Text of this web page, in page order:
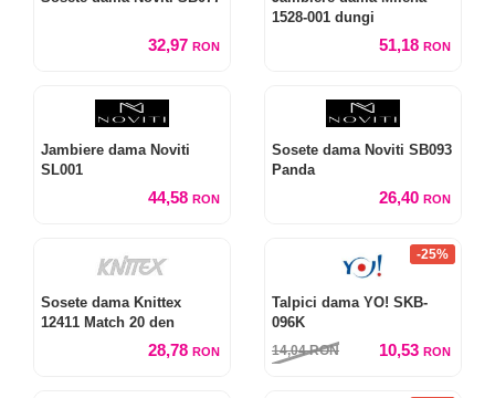
32,97 RON
1528-001 dungi
51,18 RON
Jambiere dama Noviti
SL001
44,58 RON
Sosete dama Noviti SB093
Panda
26,40 RON
Sosete dama Knittex
12411 Match 20 den
28,78 RON
-25%
Talpici dama YO! SKB-
096K
14,04RON 10,53 RON